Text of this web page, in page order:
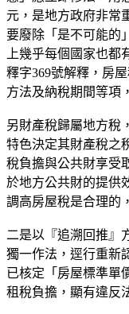
元，是地方政府非常
要廢除「是不可能的
上幾乎每個國家也
釋字369號解釋，房
方法及納稅期間等項
另財產稅歸屬地方稅
特色決定其財產稅之
稅負擔與公共財享受
於地方公共財的提供
調高房屋稅是合理的
二是以『追溯回推』
獨一作法，逕行重新
已核定「房屋標準單
租稅負擔，顯有違反